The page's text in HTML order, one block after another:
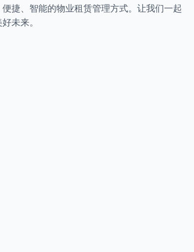
捷、智能的物业租赁管理方式。让我们一起
未来。